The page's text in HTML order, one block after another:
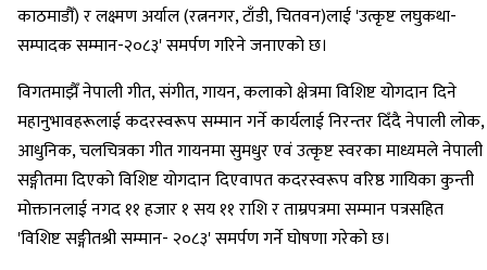
काठमाडौँ) र लक्ष्मण अर्याल (रत्ननगर, टाँडी, चितवन)लाई 'उत्कृष्ट लघुकथा-
सम्पादक सम्मान-२०८३' समर्पण गरिने जनाएको छ।
विगतमाझैँ नेपाली गीत, संगीत, गायन, कलाको क्षेत्रमा विशिष्ट योगदान दिने
महानुभावहरूलाई कदरस्वरूप सम्मान गर्ने कार्यलाई निरन्तर दिँदै नेपाली लोक,
आधुनिक, चलचित्रका गीत गायनमा सुमधुर एवं उत्कृष्ट स्वरका माध्यमले नेपाली
सङ्गीतमा दिएको विशिष्ट योगदान दिएवापत कदरस्वरूप वरिष्ठ गायिका कुन्ती
मोक्तानलाई नगद ११ हजार १ सय ११ राशि र ताम्रपत्रमा सम्मान पत्रसहित
'विशिष्ट सङ्गीतश्री सम्मान- २०८३' समर्पण गर्ने घोषणा गरेको छ।